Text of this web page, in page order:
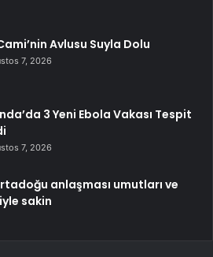
Avlusu Suyla Dolu
7, 2026
3 Yeni Ebola Vakası Tespit
7, 2026
anlaşması umutları ve
sakin